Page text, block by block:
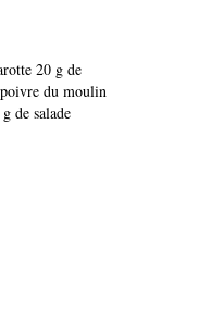
20 g de
du moulin
de salade